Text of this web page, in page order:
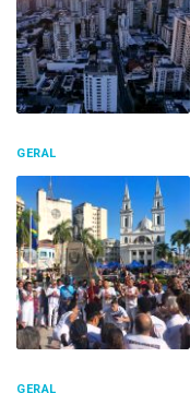
GERAL
GERAL